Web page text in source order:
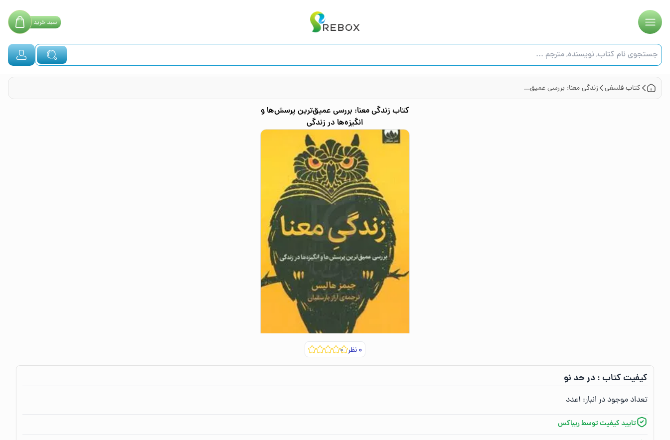
سبدخرید
کتابفلسفی زندگی معنا: بررسی عمیق‌ترین پرسش‌ها و انگیزه‌ها در زندگی
کتاب زندگی معنا: بررسی عمیق‌ترین پرسش‌ها و
انگیزه‌ها در زندگی
۰نظر
کیفیت کتاب :‌در حد نو
تعداد موجود در انبار:‌ ۱عدد
تایید کیفیت توسط ریباکس